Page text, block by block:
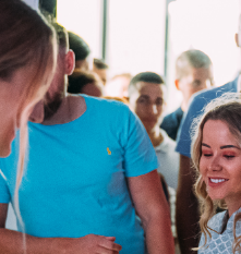
ENTERTAINMENT
INCENTIVES
TEAM
CONTACT